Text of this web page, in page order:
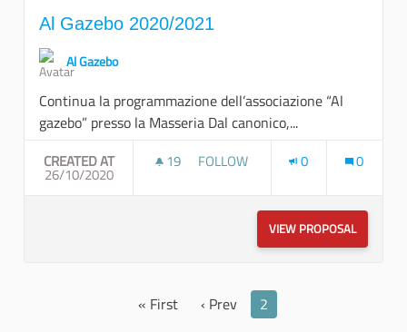
Al Gazebo 2020/2021
Al Gazebo
Continua la programmazione dell’associazione “Al
gazebo” presso la Masseria Dal canonico,...
CREATED AT
26/10/2020
19 19 FOLLOWERS
FOLLOW 0 0
VIEW PROPOSALAL
« First ‹ Prev
2